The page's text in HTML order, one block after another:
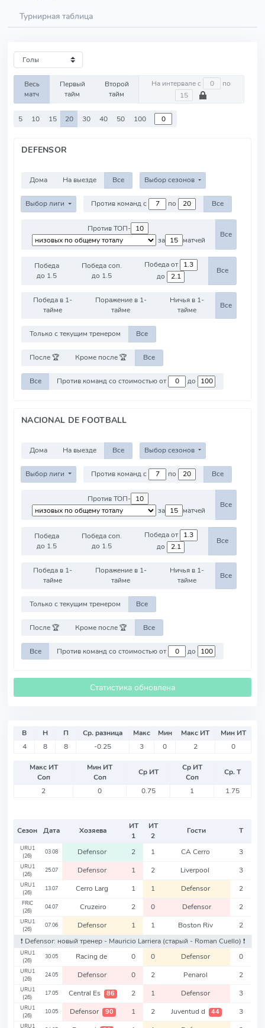
Турнирная таблица
Весь
матч
Первый
тайм
Второй
тайм
На интервале с по
5 10 15 20 30 40 50 100
DEFENSOR
Дома На выезде Все Выбор сезонов
Выбор лиги Против команд с по Все
Против ТОП-
за
матчей
Все
Победа
до 1.5
Победа соп.
до 1.5
Победа от
до
Все
Победа в 1-
тайме
Поражение в 1-
тайме
Ничья в 1-
тайме
Все
Только с текущим тренером Все
После 🏆 Кроме после 🏆 Все
Все Против команд со стоимостью от до
NACIONAL DE FOOTBALL
Дома На выезде Все Выбор сезонов
Выбор лиги Против команд с по Все
Против ТОП-
за
матчей
Все
Победа
до 1.5
Победа соп.
до 1.5
Победа от
до
Все
Победа в 1-
тайме
Поражение в 1-
тайме
Ничья в 1-
тайме
Все
Только с текущим тренером Все
После 🏆 Кроме после 🏆 Все
Все Против команд со стоимостью от до
Статистика обновлена
В Н П Ср. разница Макс Мин Макс ИТ
Мин ИТ
4
8 8 -0.25 3 0 2 0
Макс ИТ
Соп
Мин ИТ
Соп
Ср ИТ
Ср ИТ
Соп
Ср. Т
2
0 0.75 1 1.75
Сезон Дата Хозяева
ИТ
1
ИТ
2
Гости Т
URU1
(26)
03.08 Defensor 2 1 CA Cerro 3
URU1
(26)
25.07 Defensor 1 2 Liverpool 3
URU1
(26)
13.07 Cerro Larg 1 1 Defensor 2
FRIC
(26)
04.07 Cruzeiro 2 0 Defensor 2
URU1
(26)
07.06 Defensor 1 1 Boston Riv
2
❗️ Defensor: новый тренер - Mauricio Larriera (старый - Roman Cuello) ❗️
URU1
(26)
30.05 Racing de 0 0 Defensor 0
URU1
(26)
24.05 Defensor 0 2 Penarol 2
URU1
(26)
17.05 Central Es 86 2 1 Defensor 3
URU1
(26)
10.05 Defensor 90 1 2 Juventud d 44 3
URU1